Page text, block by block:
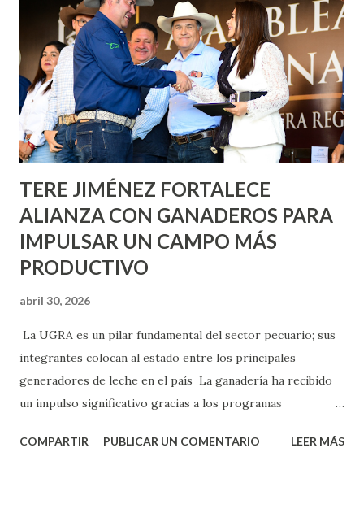
metros cuadrados de pintura, para dar inicio en la calle
Nieto, entre Jesús F. Elizondo y la calle 22 de Octubre, con
lo que se aplicará pintura en 66 casas. Posteriormente se
llevará este programa a Villas de Nuestra Señora de la
Asunción, Avenida Alameda y Decreto 27 de Septiembre, en
los edificios FOVISSSTE Ojo de Agua, en la comunidad
Norias de Paso Hondo y en los edificios de...
TERE JIMÉNEZ FORTALECE
ALIANZA CON GANADEROS PARA
IMPULSAR UN CAMPO MÁS
PRODUCTIVO
abril 30, 2026
La UGRA es un pilar fundamental del sector pecuario; sus
integrantes colocan al estado entre los principales
generadores de leche en el país La ganadería ha recibido
un impulso significativo gracias a los programas
muestra de su respaldo firme y decidido al campo, la
COMPARTIR PUBLICAR UN COMENTARIO LEER MÁS